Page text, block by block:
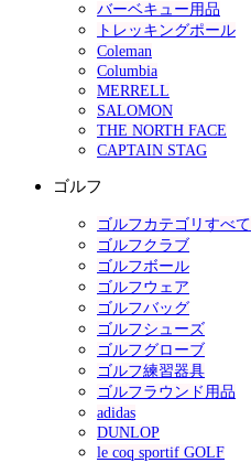
バーベキュー用品
トレッキングポール
Coleman
Columbia
MERRELL
SALOMON
THE NORTH FACE
CAPTAIN STAG
ゴルフ
ゴルフカテゴリすべて
ゴルフクラブ
ゴルフボール
ゴルフウェア
ゴルフバッグ
ゴルフシューズ
ゴルフグローブ
ゴルフ練習器具
ゴルフラウンド用品
adidas
DUNLOP
le coq sportif GOLF